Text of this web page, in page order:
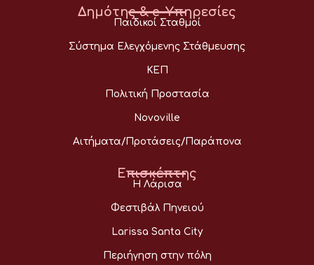
Δημότης & e-Υπηρεσίες
Παιδικοί Σταθμοί
Σύστημα Ελεγχόμενης Στάθμευσης
ΚΕΠ
Πολιτική Προστασία
Novoville
Αιτήματα/Προτάσεις/Παράπονα
Επισκέπτης
Η Λάρισα
Φεστιβάλ Πηνειού
Larissa Santa City
Περιήγηση στην πόλη